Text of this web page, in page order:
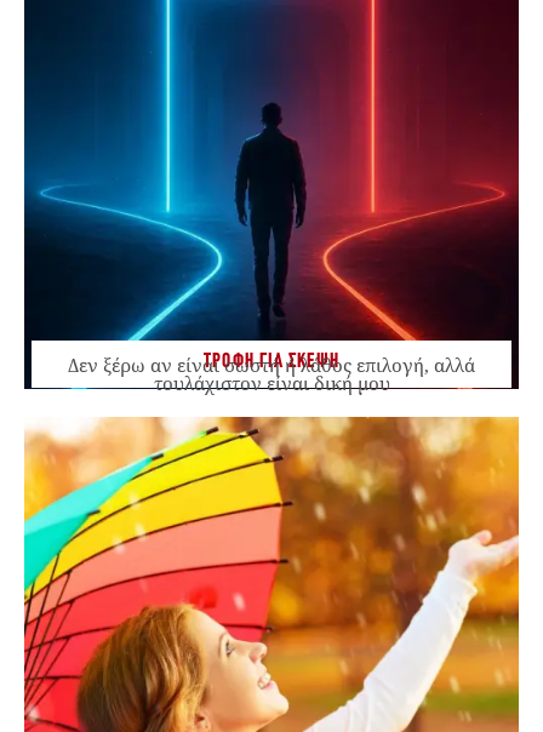
ΤΡΟΦΗ ΓΙΑ ΣΚΕΨΗ
Δεν ξέρω αν είναι σωστή ή λάθος επιλογή, αλλά
τουλάχιστον είναι δική μου